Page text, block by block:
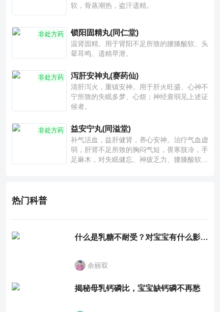
软，骨蒸潮热，盗汗遗精。
非处方药 锁阳固精丸(同仁堂)
温肾固精。用于肾阳不足所致的腰膝酸软、头
晕耳鸣、遗精早泄。
非处方药 泻肝安神丸(赛药仙)
清肝泻火，重镇安神。用于肝火旺盛、心神不
宁所致的失眠多梦、心烦；神经衰弱见上述证
候者。
非处方药 益安宁丸(同溢堂)
补气活血，益肝健肾，养心安神。治疗气血虚
弱，肝肾不足所致的胸闷气短，畏寒肢冷，手
足麻木，对失眠健忘、神疲乏力、腰膝酸软也
热门科普
什么是乳糖不耐受？对宝宝有什么影响？
余丽双
揭秘母乳钙磷比，宝宝缺钙磷不再愁